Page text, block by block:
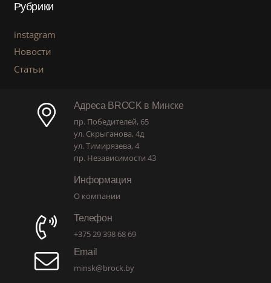
Рубрики
instagram
Новости
Статьи
Адреса BROCK в Минске
пр. Победителей, 65
ул. Скрыганова, 4д
ул. Тимирязева, 4
пр. Независимости 43
Информация
О компании
Телефон
+375 29 398 68 69
Email
minsk@brock.by